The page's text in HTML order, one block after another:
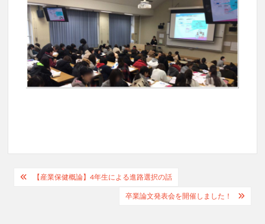
投
【産業保健概論】4年生による進路選択の話
卒業論文発表会を開催しました！